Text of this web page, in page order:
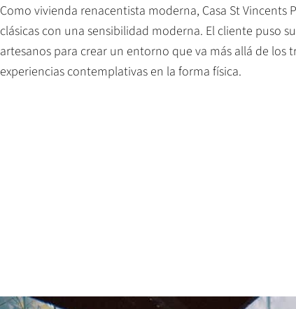
Como vivienda renacentista moderna, Casa St
clásicas con una sensibilidad moderna. El cliente puso
artesanos para crear un entorno que va más allá de los
experiencias contemplativas en la forma física.